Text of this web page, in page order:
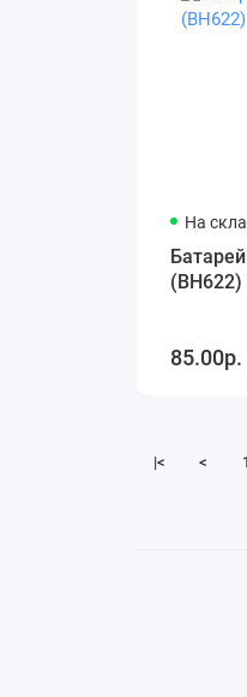
На
(BH622)
85.00р.
|< < 1